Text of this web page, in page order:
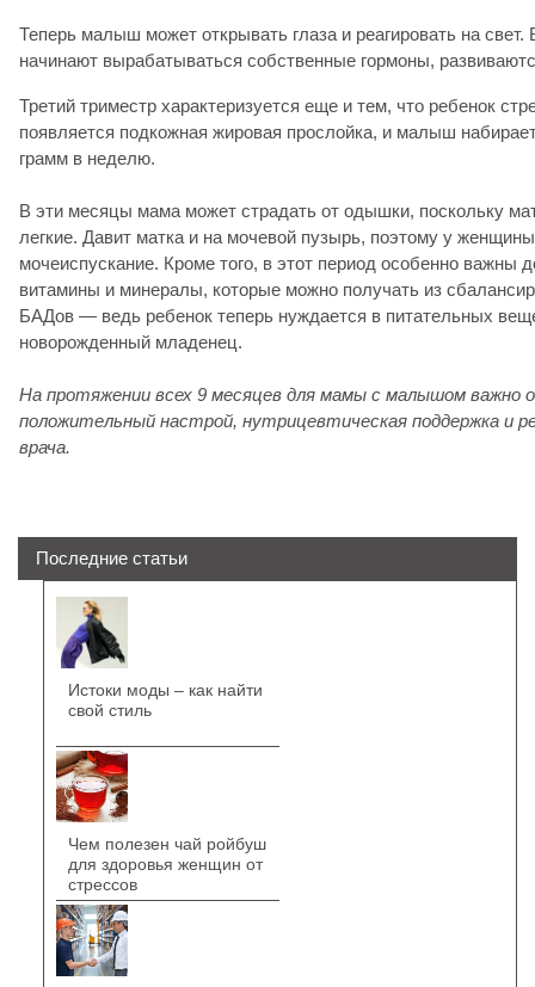
Теперь малыш может открывать глаза и реагировать на
начинают вырабатываться собственные гормоны,
Третий триместр характеризуется еще и тем, что ребенок
появляется подкожная жировая прослойка, и малыш
грамм в неделю.
В эти месяцы мама может страдать от одышки, поскольку
легкие. Давит матка и на мочевой пузырь, поэтому у
мочеиспускание. Кроме того, в этот период особенно важны
витамины и минералы, которые можно получать из
БАДов — ведь ребенок теперь нуждается в питательных
новорожденный младенец.
На протяжении всех 9 месяцев для мамы с малышом
положительный настрой, нутрицевтическая поддержка и
врача.
Последние статьи
Истоки моды – как найти
свой стиль
Чем полезен чай ройбуш
для здоровья женщин от
стрессов